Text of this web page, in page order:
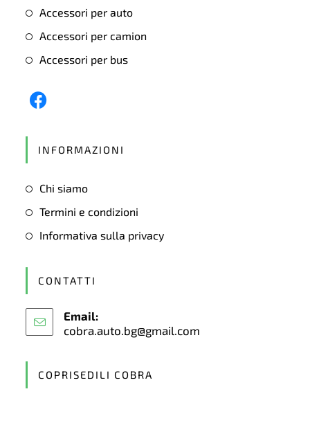
Accessori per auto
Accessori per camion
Accessori per bus
tab
INFORMAZIONI
Chi siamo
Termini e condizioni
Informativa sulla privacy
CONTATTI
Email:
cobra.auto.bg@gmail.com
COPRISEDILI COBRA